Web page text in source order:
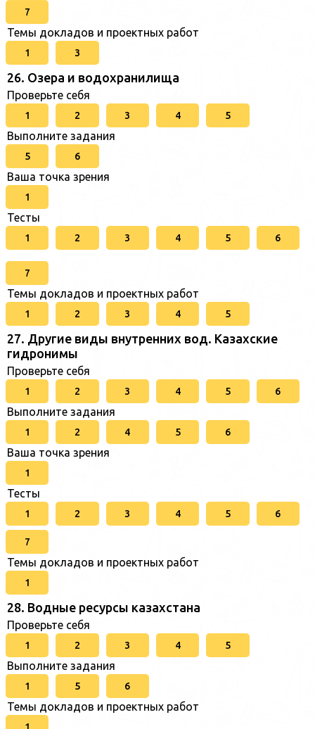
7
Темы докладов и проектных работ
1 3
26. Озера и водохранилища
Проверьте себя
1 2 3 4 5
Выполните задания
5 6
Ваша точка зрения
1
Тесты
1 2 3 4 5 6
7
Темы докладов и проектных работ
1 2 3 4 5
27. Другие виды внутренних вод. Казахские
гидронимы
Проверьте себя
1 2 3 4 5 6
Выполните задания
1 2 4 5 6
Ваша точка зрения
1
Тесты
1 2 3 4 5 6
7
Темы докладов и проектных работ
1
28. Водные ресурсы казахстана
Проверьте себя
1 2 3 4 5
Выполните задания
1 5 6
Темы докладов и проектных работ